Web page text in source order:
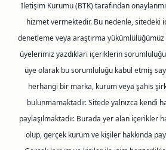
İletişim Kurumu (BTK) tarafından
hizmet vermektedir. Bu nedenle, sitedeki
denetleme veya araştırma yükümlülüğümüz
üyelerimiz yazdıkları içeriklerin
üye olarak bu sorumluluğu kabul etmiş
herhangi bir marka, kurum veya şahıs
bulunmamaktadır. Sitede yalnızca kendi
paylaşılmaktadır. Burada yer alan içerikler
olup, gerçek kurum ve kişiler hakkında